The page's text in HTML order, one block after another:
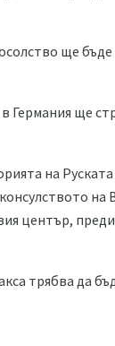
ще
Германия ще
на
на
център,
трябва да